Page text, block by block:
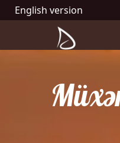
English version